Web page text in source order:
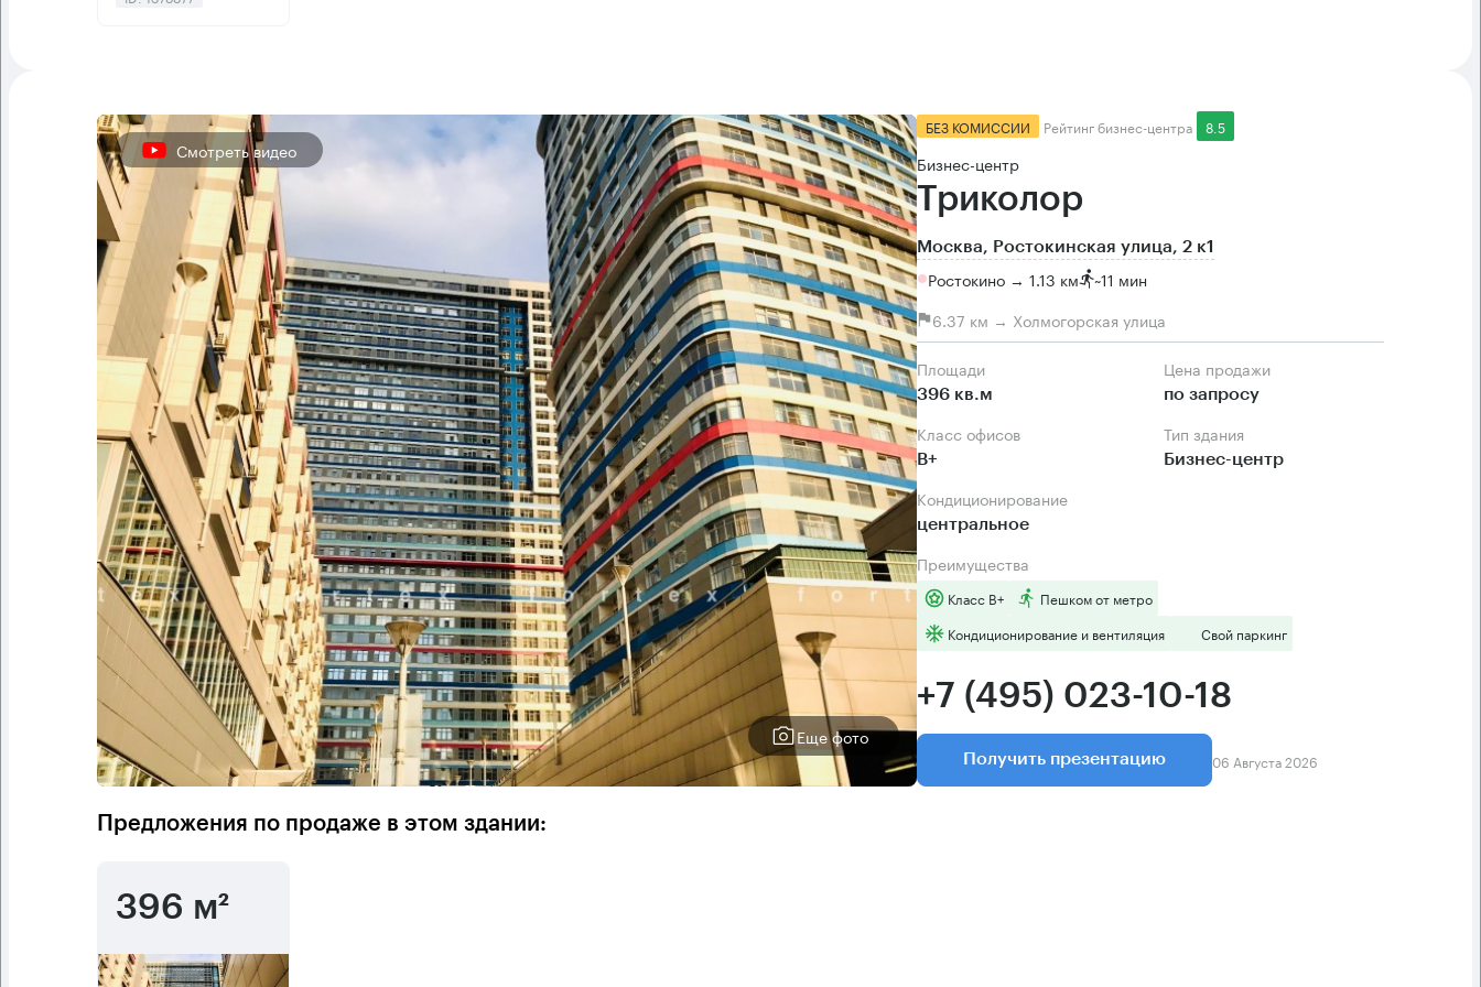
Смотреть видео
Еще фото
БЕЗ КОМИССИИ Рейтинг бизнес-центра 8.5
Бизнес-центр
Триколор
Москва, Ростокинская улица, 2 к1
Ростокино → 1.13 км ~11 мин
6.37 км → Холмогорская улица
Площади
396 кв.м
Цена продажи
по запросу
Класс офисов
B+
Тип здания
Бизнес-центр
Кондиционирование
центральное
Преимущества
Класс B+
Пешком от метро
Кондиционирование и вентиляция
Свой паркинг
+7 (495) 023-10-18
Получить презентацию 06 Августа 2026
Предложения по продаже в этом здании:
396 м²